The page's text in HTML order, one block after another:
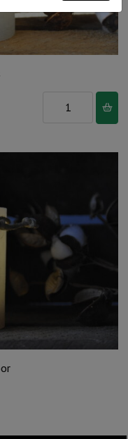
ik
jou,
Grijs
aantal